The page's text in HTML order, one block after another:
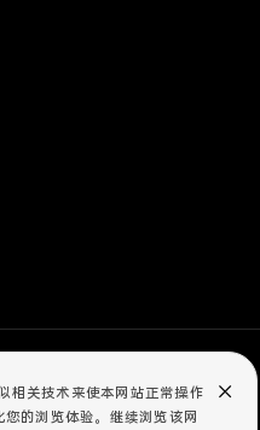
相关技术来使本网站正常操作
的浏览体验。继续浏览该网